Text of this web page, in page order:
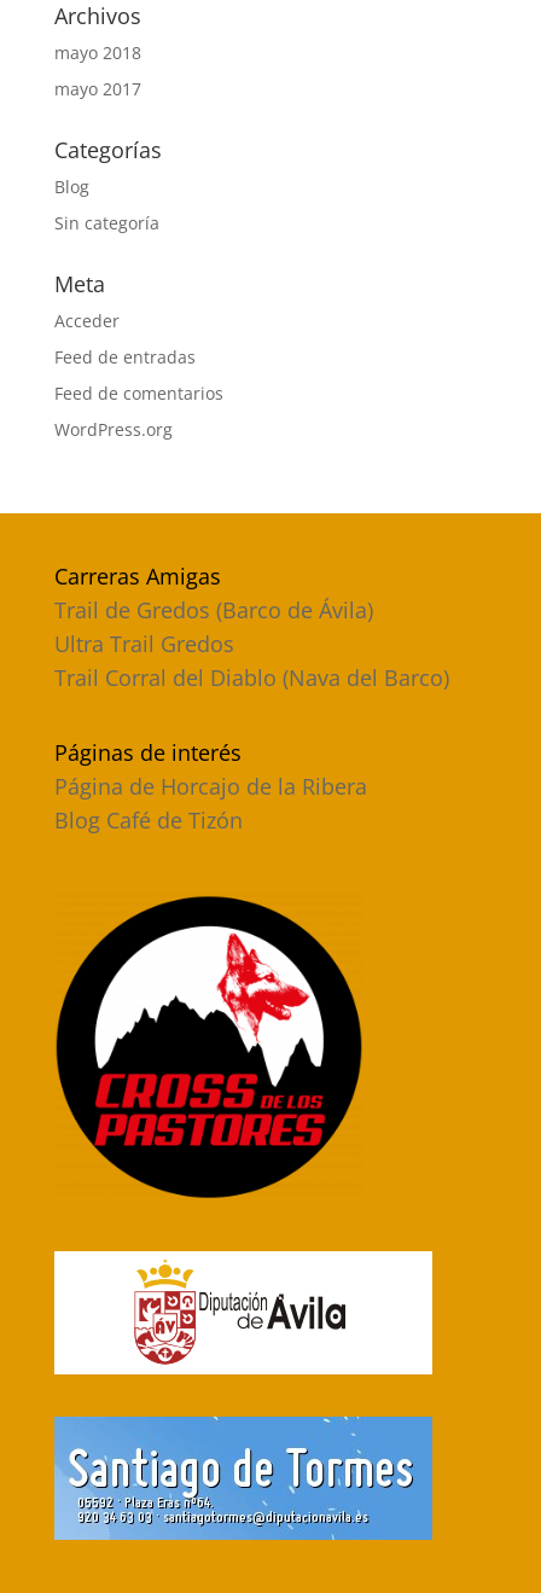
Archivos
mayo 2018
mayo 2017
Categorías
Blog
Sin categoría
Meta
Acceder
Feed de entradas
Feed de comentarios
WordPress.org
Carreras Amigas
Trail de Gredos (Barco de Ávila)
Ultra Trail Gredos
Trail Corral del Diablo (Nava del Barco)
Páginas de interés
Página de Horcajo de la Ribera
Blog Café de Tizón